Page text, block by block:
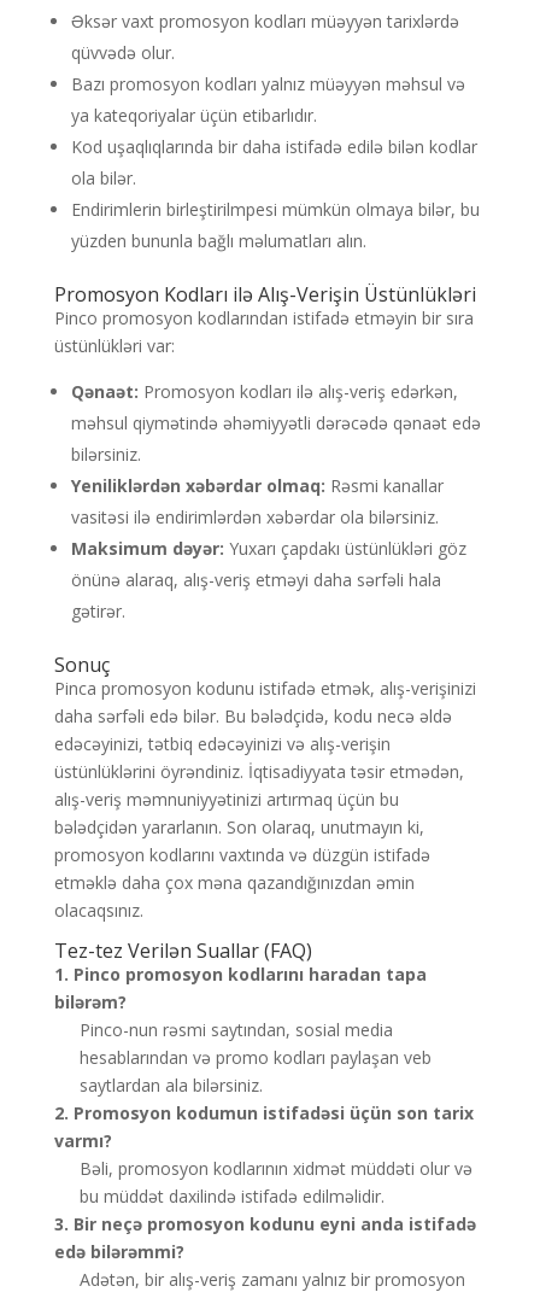
Əksər vaxt promosyon kodları müəyyən tarixlərdə
qüvvədə olur.
Bazı promosyon kodları yalnız müəyyən məhsul və
ya kateqoriyalar üçün etibarlıdır.
Kod uşaqlıqlarında bir daha istifadə edilə bilən kodlar
ola bilər.
Endirimlerin birleştirilmpesi mümkün olmaya bilər, bu
yüzden bununla bağlı məlumatları alın.
Promosyon Kodları ilə Alış-Verişin Üstünlükləri
Pinco promosyon kodlarından istifadə etməyin bir sıra
üstünlükləri var:
Qənaət: Promosyon kodları ilə alış-veriş edərkən,
məhsul qiymətində əhəmiyyətli dərəcədə qənaət edə
bilərsiniz.
Yeniliklərdən xəbərdar olmaq: Rəsmi kanallar
vasitəsi ilə endirimlərdən xəbərdar ola bilərsiniz.
Maksimum dəyər: Yuxarı çapdakı üstünlükləri göz
önünə alaraq, alış-veriş etməyi daha sərfəli hala
gətirər.
Sonuç
Pinca promosyon kodunu istifadə etmək, alış-verişinizi
daha sərfəli edə bilər. Bu bələdçidə, kodu necə əldə
edəcəyinizi, tətbiq edəcəyinizi və alış-verişin
üstünlüklərini öyrəndiniz. İqtisadiyyata təsir etmədən,
alış-veriş məmnuniyyətinizi artırmaq üçün bu
bələdçidən yararlanın. Son olaraq, unutmayın ki,
promosyon kodlarını vaxtında və düzgün istifadə
etməklə daha çox məna qazandığınızdan əmin
olacaqsınız.
Tez-tez Verilən Suallar (FAQ)
1. Pinco promosyon kodlarını haradan tapa
bilərəm?
Pinco-nun rəsmi saytından, sosial media
hesablarından və promo kodları paylaşan veb
saytlardan ala bilərsiniz.
2. Promosyon kodumun istifadəsi üçün son tarix
varmı?
Bəli, promosyon kodlarının xidmət müddəti olur və
bu müddət daxilində istifadə edilməlidir.
3. Bir neçə promosyon kodunu eyni anda istifadə
edə bilərəmmi?
Adətən, bir alış-veriş zamanı yalnız bir promosyon